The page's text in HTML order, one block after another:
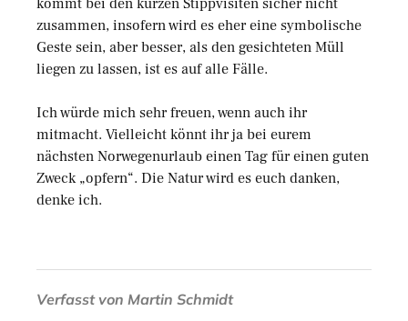
kommt bei den kurzen Stippvisiten sicher nicht
zusammen, insofern wird es eher eine symbolische
Geste sein, aber besser, als den gesichteten Müll
liegen zu lassen, ist es auf alle Fälle.
Ich würde mich sehr freuen, wenn auch ihr
mitmacht. Vielleicht könnt ihr ja bei eurem
nächsten Norwegenurlaub einen Tag für einen guten
Zweck „opfern“. Die Natur wird es euch danken,
denke ich.
Verfasst von Martin Schmidt